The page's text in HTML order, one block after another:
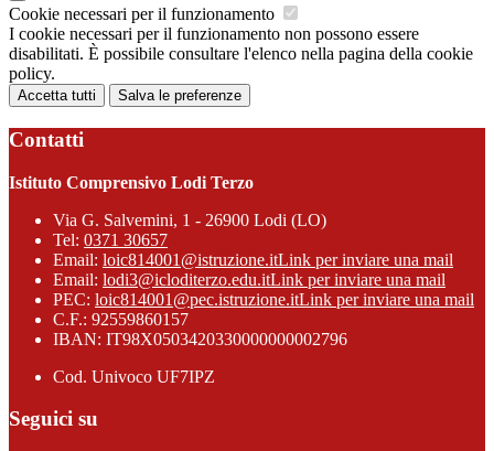
Cookie necessari per il funzionamento
I cookie necessari per il funzionamento non possono essere
disabilitati. È possibile consultare l'elenco nella pagina della cookie
policy.
Accetta tutti Salva le preferenze
Contatti
Istituto Comprensivo Lodi Terzo
Via G. Salvemini, 1 - 26900 Lodi (LO)
Tel: 0371 30657
Email: loic814001@istruzione.itLink per inviare una mail
Email: lodi3@icloditerzo.edu.itLink per inviare una mail
PEC: loic814001@pec.istruzione.itLink per inviare una mail
C.F.: 92559860157
IBAN: IT98X0503420330000000002796
Cod. Univoco UF7IPZ
Seguici su